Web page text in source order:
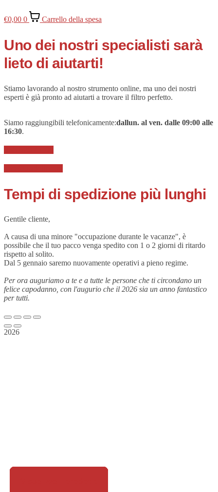
€0,00 0 Carrello della spesa
Uno dei nostri specialisti sarà
lieto di aiutarti!
Stiamo lavorando al nostro strumento online, ma uno dei nostri
esperti è già pronto ad aiutarti a trovare il filtro perfetto.
Siamo raggiungibili telefonicamente:dallun. al ven. dalle 09:00 alle
16:30.
Tempi di spedizione più lunghi
Gentile cliente,
A causa di una minore "occupazione durante le vacanze", è
possibile che il tuo pacco venga spedito con 1 o 2 giorni di ritardo
rispetto al solito.
Dal 5 gennaio saremo nuovamente operativi a pieno regime.
Per ora auguriamo a te e a tutte le persone che ti circondano un
felice capodanno, con l'augurio che il 2026 sia un anno fantastico
per tutti.
2026